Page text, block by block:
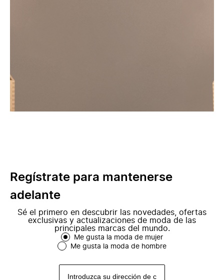
Regístrate para mantenerse
adelante
Sé el primero en descubrir las novedades, ofertas
exclusivas y actualizaciones de moda de las
principales marcas del mundo.
Me gusta la moda de mujer
Me gusta la moda de hombre